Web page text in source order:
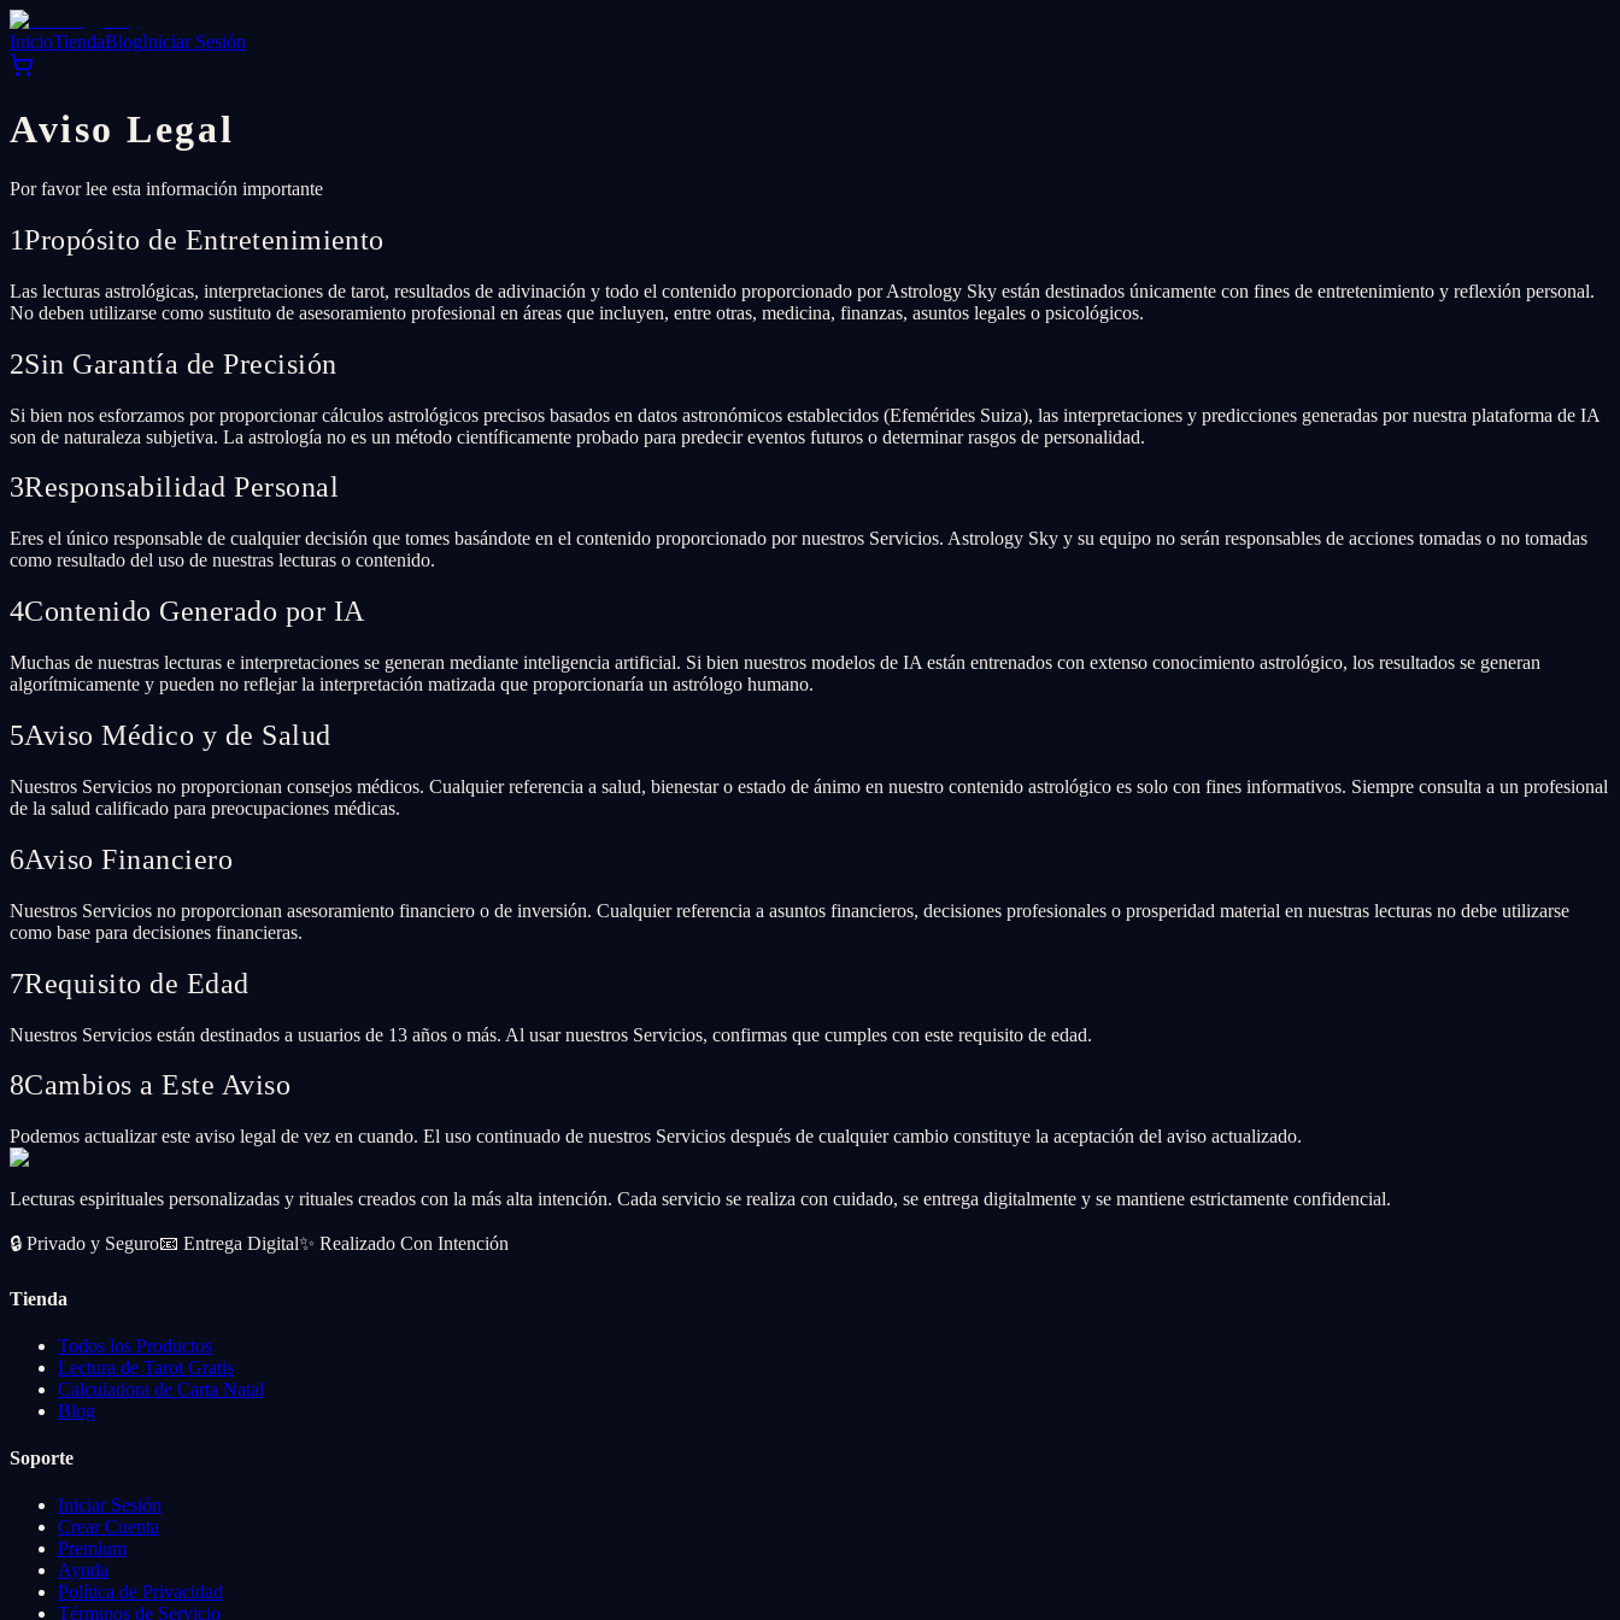
InicioTiendaBlogIniciar Sesión
Aviso Legal
Por favor lee esta información importante
1Propósito de Entretenimiento
Las lecturas astrológicas, interpretaciones de tarot, resultados de adivinación y todo el contenido proporcionado por Astrology Sky están destinados únicamente con fines de entretenimiento y reflexión personal.
No deben utilizarse como sustituto de asesoramiento profesional en áreas que incluyen, entre otras, medicina, finanzas, asuntos legales o psicológicos.
2Sin Garantía de Precisión
Si bien nos esforzamos por proporcionar cálculos astrológicos precisos basados en datos astronómicos establecidos (Efemérides Suiza), las interpretaciones y predicciones generadas por nuestra plataforma de IA
son de naturaleza subjetiva. La astrología no es un método científicamente probado para predecir eventos futuros o determinar rasgos de personalidad.
3Responsabilidad Personal
Eres el único responsable de cualquier decisión que tomes basándote en el contenido proporcionado por nuestros Servicios. Astrology Sky y su equipo no serán responsables de acciones tomadas o no tomadas
como resultado del uso de nuestras lecturas o contenido.
4Contenido Generado por IA
Muchas de nuestras lecturas e interpretaciones se generan mediante inteligencia artificial. Si bien nuestros modelos de IA están entrenados con extenso conocimiento astrológico, los resultados se generan
algorítmicamente y pueden no reflejar la interpretación matizada que proporcionaría un astrólogo humano.
5Aviso Médico y de Salud
Nuestros Servicios no proporcionan consejos médicos. Cualquier referencia a salud, bienestar o estado de ánimo en nuestro contenido astrológico es solo con fines informativos. Siempre consulta a un profesional
de la salud calificado para preocupaciones médicas.
6Aviso Financiero
Nuestros Servicios no proporcionan asesoramiento financiero o de inversión. Cualquier referencia a asuntos financieros, decisiones profesionales o prosperidad material en nuestras lecturas no debe utilizarse
como base para decisiones financieras.
7Requisito de Edad
Nuestros Servicios están destinados a usuarios de 13 años o más. Al usar nuestros Servicios, confirmas que cumples con este requisito de edad.
8Cambios a Este Aviso
Podemos actualizar este aviso legal de vez en cuando. El uso continuado de nuestros Servicios después de cualquier cambio constituye la aceptación del aviso actualizado.
Lecturas espirituales personalizadas y rituales creados con la más alta intención. Cada servicio se realiza con cuidado, se entrega digitalmente y se mantiene estrictamente confidencial.
🔒 Privado y Seguro📧 Entrega Digital✨ Realizado Con Intención
Tienda
Todos los Productos
Lectura de Tarot Gratis
Calculadora de Carta Natal
Blog
Soporte
Iniciar Sesión
Crear Cuenta
Premium
Ayuda
Política de Privacidad
Términos de Servicio